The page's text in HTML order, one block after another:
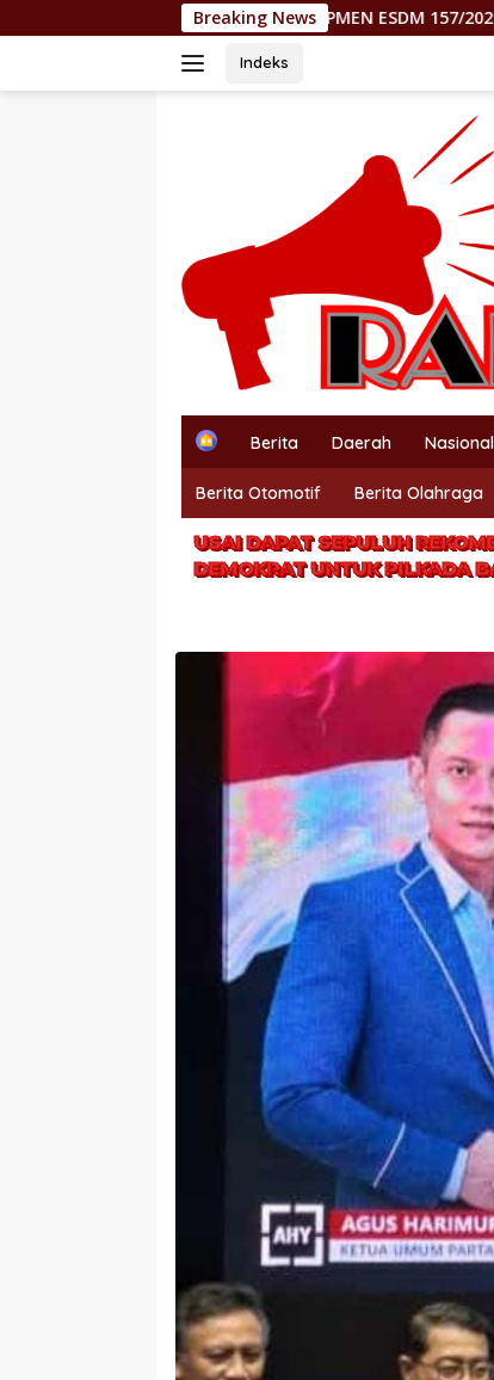
ke
Breaking News
RP0! KEPMEN ESDM 157/2026 CORET MOROWALI,
Indeks
H
m
e
Berita Daerah Nasional
Berita Otomotif Berita Olahraga
USAI DAPAT SEPULUH
DEMOKRAT UNTUK PILKADA